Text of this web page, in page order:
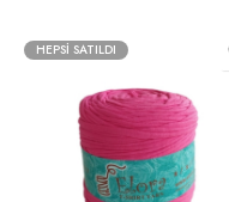
HEPSI SATILDI